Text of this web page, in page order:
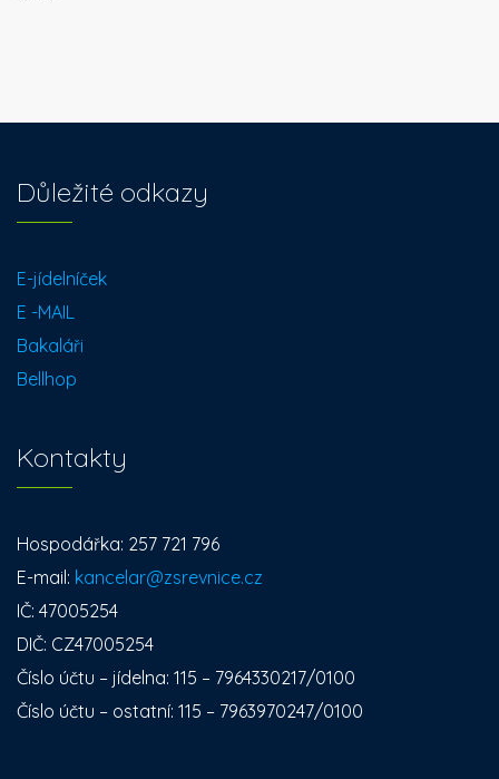
Důležité odkazy
E-jídelníček
E -MAIL
Bakaláři
Bellhop
Kontakty
Hospodářka: 257 721 796
E-mail: kancelar@zsrevnice.cz
IČ: 47005254
DIČ: CZ47005254
Číslo účtu – jídelna: 115 – 7964330217/0100
Číslo účtu – ostatní: 115 – 7963970247/0100